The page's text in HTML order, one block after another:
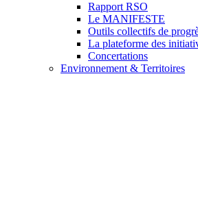
Rapport RSO
Le MANIFESTE
Outils collectifs de
La plateforme des
Concertations
Environnement & Territoires